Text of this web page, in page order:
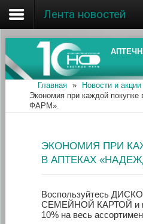
Главная
ассоциации
Наши
аптеки
акции
Информация
Лента новостей
Главная » Новости и акции
Экономия при каждой
ФАРМ».
ЭКОНОМИЯ ПРИ
В АПТЕКАХ
Воспользуйтесь
СЕМЕЙНОЙ КАРТОЙ и
10% на весь